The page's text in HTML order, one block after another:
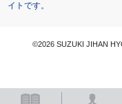
イトです。
©2026 SUZUKI JIHAN